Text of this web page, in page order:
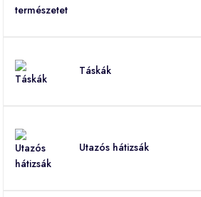
Táskák
Utazós hátizsák